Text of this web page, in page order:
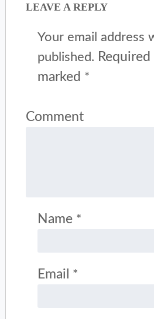
LEAVE A REPLY
Your email address
published.
marked *
Comment
Name *
Email *